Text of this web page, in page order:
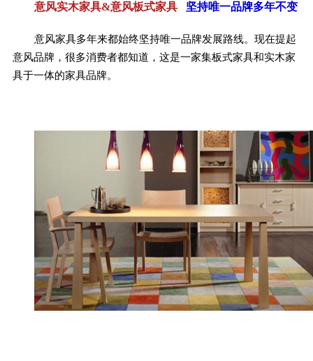
意风实木家具&意风板式家具 坚持唯一品牌多年不变
意风家具多年来都始终坚持唯一品牌发展路线。现在提起
意风品牌，很多消费者都知道，这是一家集板式家具和实木家
具于一体的家具品牌。